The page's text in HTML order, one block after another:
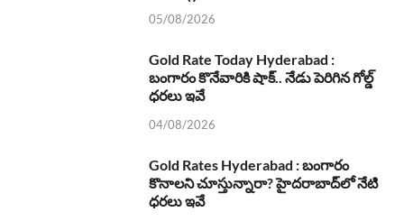
05/08/2026
Gold Rate Today Hyderabad :
బంగారం కొనేవారికి షాక్.. నేడు పెరిగిన గోల్డ్
ధరలు ఇవే
04/08/2026
Gold Rates Hyderabad : బంగారం
కొనాలని చూస్తున్నారా? హైదరాబాద్‌లో నేటి
ధరలు ఇవే